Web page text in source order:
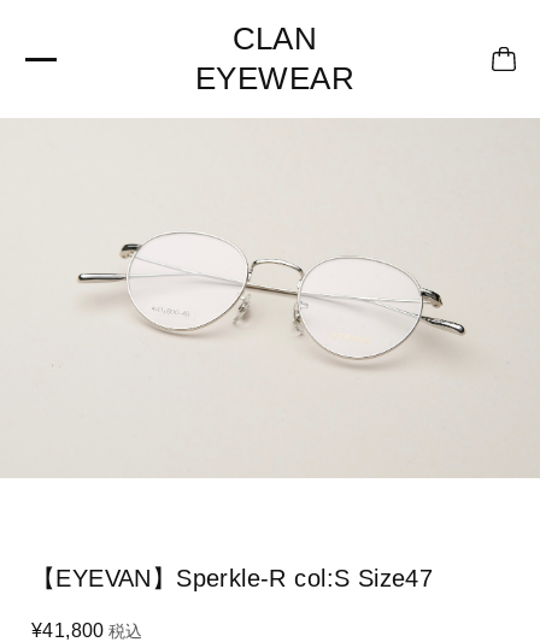
CLAN
EYEWEAR
【EYEVAN】Sperkle-R col:S Size47
¥41,800 税込